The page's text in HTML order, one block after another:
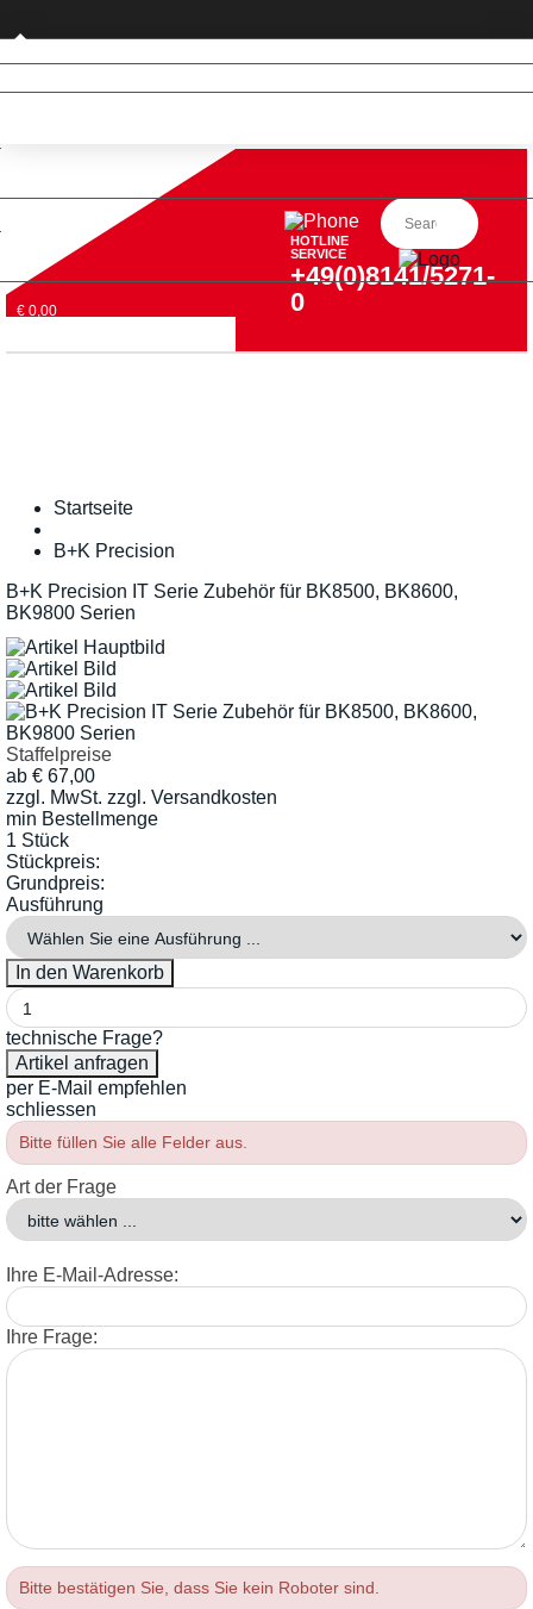
Geschäftskunde
€ 0,00
HOTLINE
SERVICE
+49(0)8141/5271-
0
Startseite
B+K Precision
B+K Precision IT Serie Zubehör für BK8500, BK8600,
BK9800 Serien
Staffelpreise
ab € 67,00
zzgl. MwSt. zzgl. Versandkosten
min Bestellmenge
1 Stück
Stückpreis:
Grundpreis:
Ausführung
technische Frage?
per E-Mail empfehlen
schliessen
Bitte füllen Sie alle Felder aus.
Art der Frage
Ihre E-Mail-Adresse:
Ihre Frage:
Bitte bestätigen Sie, dass Sie kein Roboter sind.